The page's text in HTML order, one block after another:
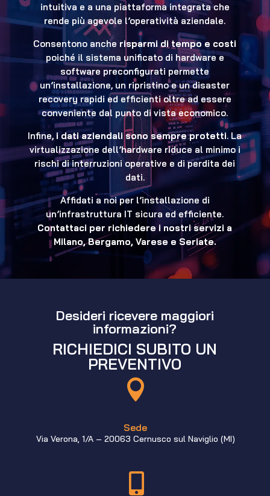
intuitiva e a una piattaforma integrata che
rende più agevole l’operatività aziendale.
Consentono anche risparmi di tempo e costi
poiché il sistema unificato di hardware e
software preconfigurati permette
un’installazione, un ripristino e un disaster
recovery rapidi ed efficienti oltre ad essere
conveniente dal punto di vista economico.
Infine, i dati aziendali sono sempre protetti. La
virtualizzazione dell’hardware riduce al minimo i
rischi di interruzioni operative e di perdita dei
dati.
Affidati a noi per l’installazione di
un’infrastruttura IT sicura ed efficiente.
Contattaci per richiedere i nostri servizi a
Milano, Bergamo, Varese e Seriate.
Desideri ricevere maggiori
informazioni?
RICHIEDICI SUBITO UN
PREVENTIVO

Sede
Via Verona, 1/A – 20063 Cernusco sul Naviglio (MI)
